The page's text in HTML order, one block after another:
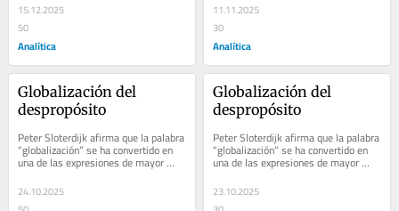
15.12.2025
50
Analítica
11.11.2025
30
Analítica
Globalización del
despropósito
Peter Sloterdijk afirma que la palabra
“globalización” se ha convertido en
una de las expresiones de mayor
24.10.2025
Globalización del
despropósito
Peter Sloterdijk afirma que la palabra
“globalización” se ha convertido en
una de las expresiones de mayor
23.10.2025